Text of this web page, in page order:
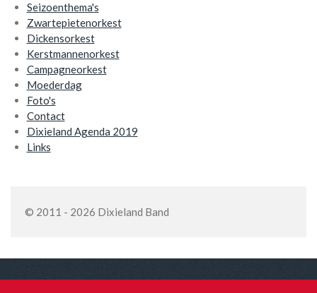
Seizoenthema's
Zwartepietenorkest
Dickensorkest
Kerstmannenorkest
Campagneorkest
Moederdag
Foto's
Contact
Dixieland Agenda 2019
Links
© 2011 - 2026 Dixieland Band